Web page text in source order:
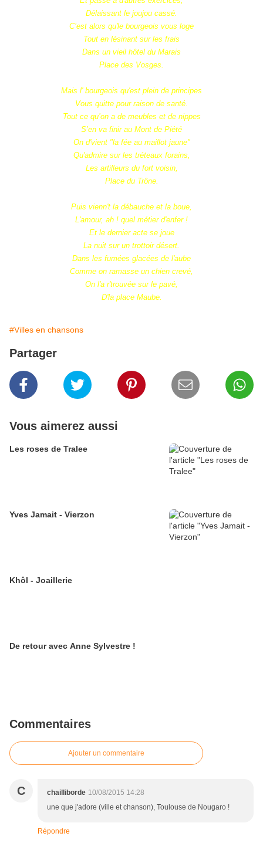
Délaissant le joujou cassé.
C’est alors qu'le bourgeois vous loge
Tout en lésinant sur les frais
Dans un vieil hôtel du Marais
Place des Vosges.
Mais l' bourgeois qu'est plein de principes
Vous quitte pour raison de santé.
Tout ce qu’on a de meubles et de nippes
S’en va finir au Mont de Piété
On d'vient "la fée au maillot jaune"
Qu'admire sur les tréteaux forains,
Les artilleurs du fort voisin,
Place du Trône.
Puis vienn't la débauche et la boue,
L'amour, ah ! quel métier d'enfer !
Et le dernier acte se joue
La nuit sur un trottoir désert.
Dans les fumées glacées de l'aube
Comme on ramasse un chien crevé,
On l'a r'trouvée sur le pavé,
D'la place Maube.
#Villes en chansons
Partager
Vous aimerez aussi
Les roses de Tralee
Yves Jamait - Vierzon
Khôl - Joaillerie
De retour avec Anne Sylvestre !
Commentaires
Ajouter un commentaire
C chailliborde 10/08/2015 14:28
une que j'adore (ville et chanson), Toulouse de Nougaro !
Répondre